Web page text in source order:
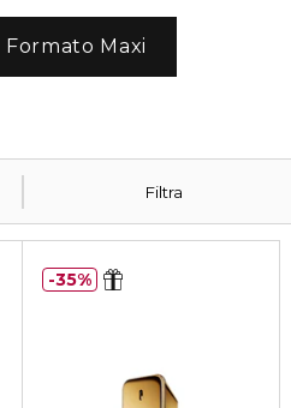
Maxi
Filtra
35%